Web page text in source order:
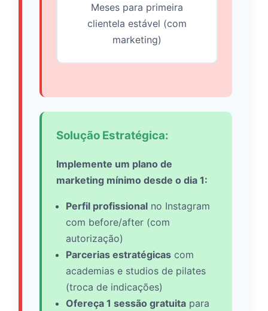
Meses para primeira
clientela estável (com
marketing)
Solução Estratégica:
Implemente um plano de
marketing mínimo desde o dia 1:
Perfil profissionalno Instagram
com before/after (com
autorização)
Parcerias estratégicascom
academias e studios de pilates
(troca de indicações)
Ofereça 1 sessão gratuitapara